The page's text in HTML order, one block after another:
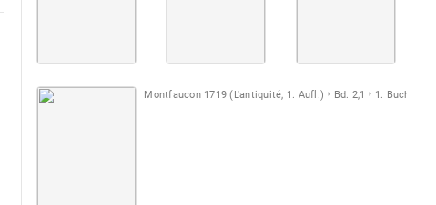
Montfaucon 1719 (L'antiquité, 1. Aufl.) Bd. 2,1 1. Buch